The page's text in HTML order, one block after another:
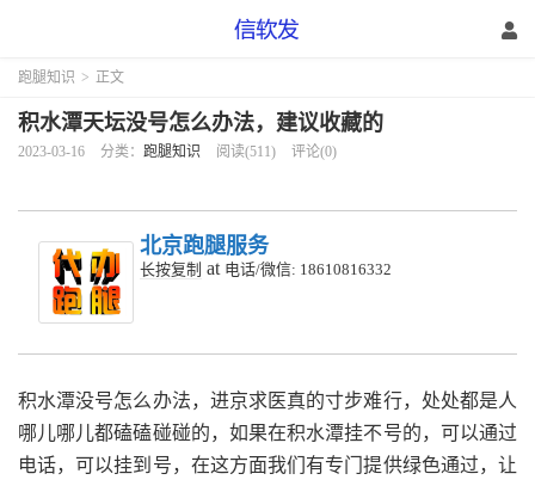
跑腿知识 > 正文
积水潭天坛没号怎么办法，建议收藏的
2023-03-16 分类： 跑腿知识 阅读(511) 评论(0)
北京跑腿服务
长按复制 at 电话/微信: 18610816332
积水潭没号怎么办法，进京求医真的寸步难行，处处都是人
哪儿哪儿都磕磕碰碰的，如果在积水潭挂不号的，可以通过
电话，可以挂到号，在这方面我们有专门提供绿色通过，让